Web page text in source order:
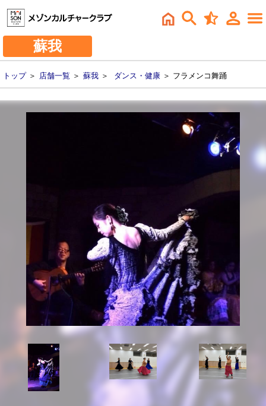
蘇我
トップ＞ 店舗一覧 ＞ 蘇我 ＞ ダンス・健康 ＞ フラメンコ舞踊